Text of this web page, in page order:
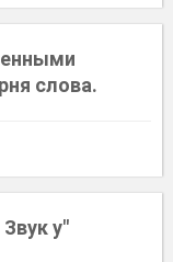
слова.
у"